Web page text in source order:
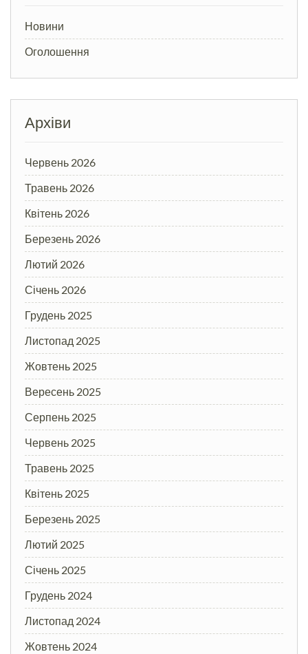
Новини
Оголошення
Архіви
Червень 2026
Травень 2026
Квітень 2026
Березень 2026
Лютий 2026
Січень 2026
Грудень 2025
Листопад 2025
Жовтень 2025
Вересень 2025
Серпень 2025
Червень 2025
Травень 2025
Квітень 2025
Березень 2025
Лютий 2025
Січень 2025
Грудень 2024
Листопад 2024
Жовтень 2024